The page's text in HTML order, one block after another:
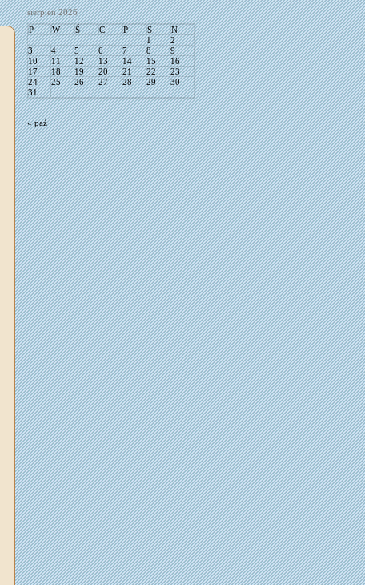
sierpień 2026
P
W Ś C P S
N
1
2
3
4 5 6 7 8
9
10
11 12 13 14 15
16
17
18 19 20 21 22
23
24
25 26 27 28 29
30
31
« paź